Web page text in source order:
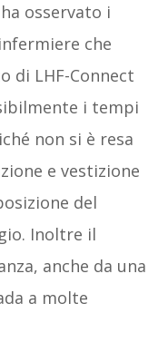
osservato i
che
di LHF-Connect
i tempi
non si è resa
e vestizione
del
Inoltre il
anche da una
a molte